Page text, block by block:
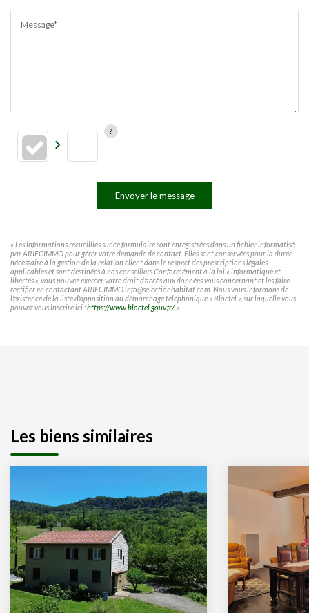
Message*
Envoyer le message
« Les informations recueillies sur ce formulaire sont enregistrées dans un fichier informatisé
par ARIEGIMMO pour gérer votre demande de contact. Elles sont conservées pour la durée
nécessaire à la gestion de la relation client dans le respect des prescriptions légales
applicables et sont destinées à nos conseillers Conformément à la loi « informatique et
libertés », vous pouvez exercer votre droit d'accès aux données vous concernant et les faire
rectifier en contactant ARIEGIMMO info@selectionhabitat.com. Nous vous informons de
l'existence de la liste d'opposition au démarchage téléphonique « Bloctel », sur laquelle vous
pouvez vous inscrire ici :https://www.bloctel.gouv.fr/»
Les biens similaires